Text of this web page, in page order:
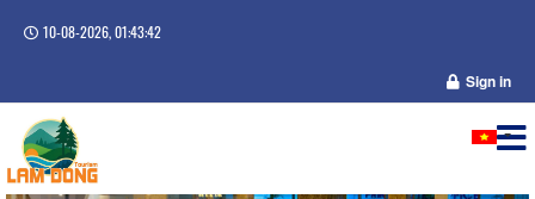
10-08-2026, 01:43:43
Sign in